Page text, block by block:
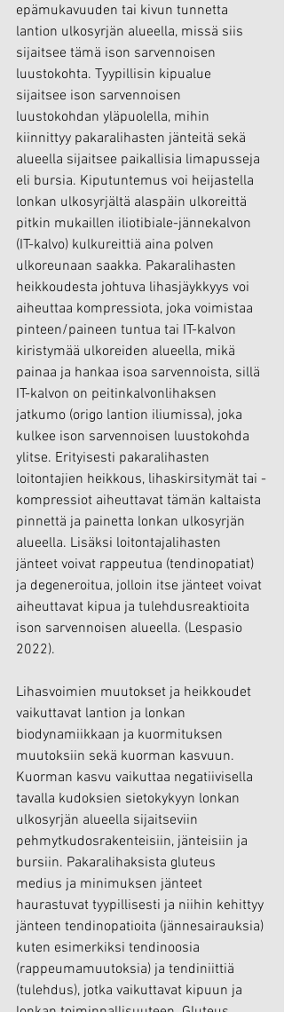
epämukavuuden tai kivun tunnetta
lantion ulkosyrjän alueella, missä siis
sijaitsee tämä ison sarvennoisen
luustokohta. Tyypillisin kipualue
sijaitsee ison sarvennoisen
luustokohdan yläpuolella, mihin
kiinnittyy pakaralihasten jänteitä sekä
alueella sijaitsee paikallisia limapusseja
eli bursia. Kiputuntemus voi heijastella
lonkan ulkosyrjältä alaspäin ulkoreittä
pitkin mukaillen iliotibiale-jännekalvon
(IT-kalvo) kulkureittiä aina polven
ulkoreunaan saakka. Pakaralihasten
heikkoudesta johtuva lihasjäykkyys voi
aiheuttaa kompressiota, joka voimistaa
pinteen/paineen tuntua tai IT-kalvon
kiristymää ulkoreiden alueella, mikä
painaa ja hankaa isoa sarvennoista, sillä
IT-kalvon on peitinkalvonlihaksen
jatkumo (origo lantion iliumissa), joka
kulkee ison sarvennoisen luustokohda
ylitse. Erityisesti pakaralihasten
loitontajien heikkous, lihaskirsitymät tai -
kompressiot aiheuttavat tämän kaltaista
pinnettä ja painetta lonkan ulkosyrjän
alueella. Lisäksi loitontajalihasten
jänteet voivat rappeutua (tendinopatiat)
ja degeneroitua, jolloin itse jänteet voivat
aiheuttavat kipua ja tulehdusreaktioita
ison sarvennoisen alueella. (Lespasio
2022).
Lihasvoimien muutokset ja heikkoudet
vaikuttavat lantion ja lonkan
biodynamiikkaan ja kuormituksen
muutoksiin sekä kuorman kasvuun.
Kuorman kasvu vaikuttaa negatiivisella
tavalla kudoksien sietokykyyn lonkan
ulkosyrjän alueella sijaitseviin
pehmytkudosrakenteisiin, jänteisiin ja
bursiin. Pakaralihaksista gluteus
medius ja minimuksen jänteet
haurastuvat tyypillisesti ja niihin kehittyy
jänteen tendinopatioita (jännesairauksia)
kuten esimerkiksi tendinoosia
(rappeumamuutoksia) ja tendiniittiä
(tulehdus), jotka vaikuttavat kipuun ja